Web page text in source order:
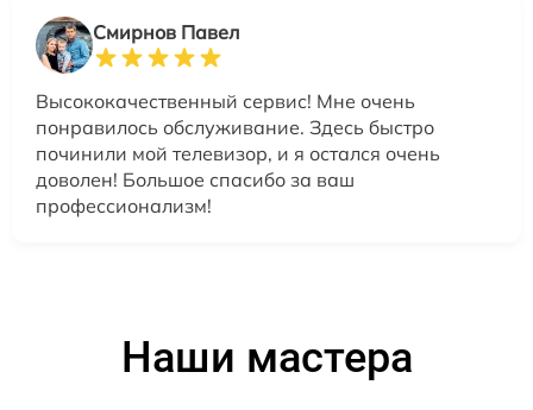
Смирнов Павел
Высококачественный сервис! Мне очень
понравилось обслуживание. Здесь быстро
починили мой телевизор, и я остался очень
доволен! Большое спасибо за ваш
профессионализм!
Наши мастера